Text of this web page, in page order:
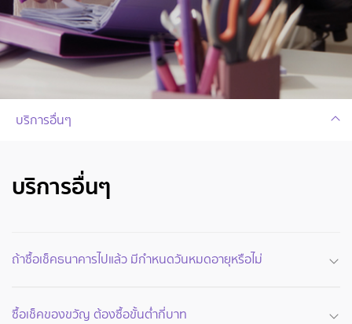
บริการอื่นๆ
บริการอื่นๆ
ถ้าซื้อเช็คธนาคารไปแล้ว มีกำหนดวันหมดอายุหรือไม่
ซื้อเช็คของขวัญ ต้องซื้อขั้นต่ำกี่บาท